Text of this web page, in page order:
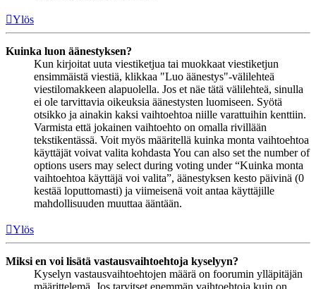
Ylös
Kuinka luon äänestyksen?
Kun kirjoitat uuta viestiketjua tai muokkaat viestiketjun
ensimmäistä viestiä, klikkaa "Luo äänestys"-välilehteä
viestilomakkeen alapuolella. Jos et näe tätä välilehteä, sinulla
ei ole tarvittavia oikeuksia äänestysten luomiseen. Syötä
otsikko ja ainakin kaksi vaihtoehtoa niille varattuihin kenttiin.
Varmista että jokainen vaihtoehto on omalla rivillään
tekstikentässä. Voit myös määritellä kuinka monta vaihtoehtoa
käyttäjät voivat valita kohdasta You can also set the number of
options users may select during voting under “Kuinka monta
vaihtoehtoa käyttäjä voi valita”, äänestyksen kesto päivinä (0
kestää loputtomasti) ja viimeisenä voit antaa käyttäjille
mahdollisuuden muuttaa ääntään.
Ylös
Miksi en voi lisätä vastausvaihtoehtoja kyselyyn?
Kyselyn vastausvaihtoehtojen määrä on foorumin ylläpitäjän
määrittelemä. Jos tarvitset enemmän vaihtoehtoja kuin on